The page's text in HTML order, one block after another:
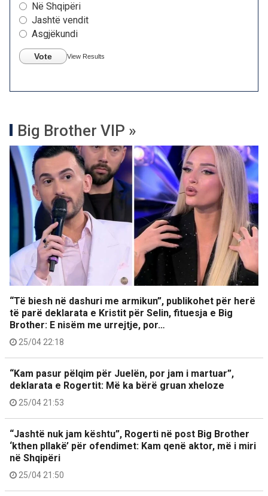
Në Shqipëri
Jashtë vendit
Asgjëkundi
Vote View Results
Big Brother VIP »
“Të biesh në dashuri me armikun”, publikohet për herë
të parë deklarata e Kristit për Selin, fituesja e Big
Brother: E nisëm me urrejtje, por…
25/04 22:18
“Kam pasur pëlqim për Juelën, por jam i martuar”,
deklarata e Rogertit: Më ka bërë gruan xheloze
25/04 21:53
“Jashtë nuk jam kështu”, Rogerti në post Big Brother
‘kthen pllakë’ për ofendimet: Kam qenë aktor, më i miri
në Shqipëri
25/04 21:50